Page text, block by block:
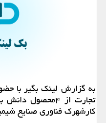
به گزارش لینك بگیر با
تجارت از
كارشهرك فناوری صنایع